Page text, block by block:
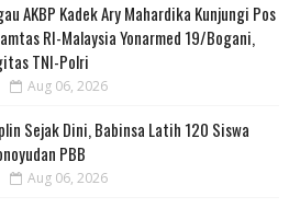
AKBP Kadek Ary Mahardika Kunjungi Pos
RI-Malaysia Yonarmed 19/Bogani,
TNI-Polri
Aug 06, 2026
Sejak Dini, Babinsa Latih 120 Siswa
PBB
Aug 06, 2026